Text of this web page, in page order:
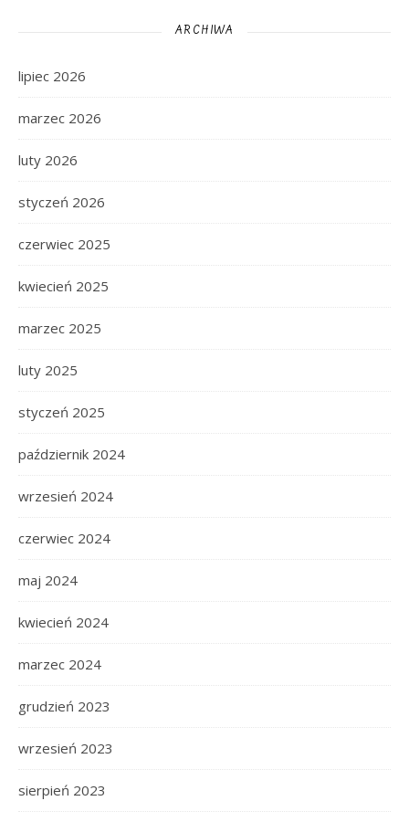
ARCHIWA
lipiec 2026
marzec 2026
luty 2026
styczeń 2026
czerwiec 2025
kwiecień 2025
marzec 2025
luty 2025
styczeń 2025
październik 2024
wrzesień 2024
czerwiec 2024
maj 2024
kwiecień 2024
marzec 2024
grudzień 2023
wrzesień 2023
sierpień 2023